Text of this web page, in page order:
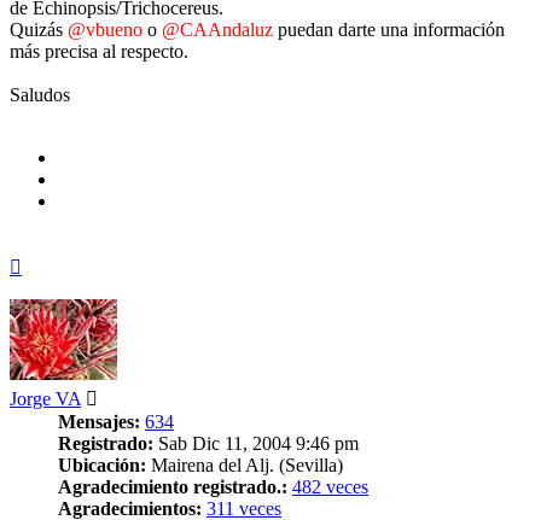
de Echinopsis/Trichocereus.
Quizás @vbueno o @CAAndaluz puedan darte una información
más precisa al respecto.
Saludos
Jorge VA
Mensajes: 634
Registrado: Sab Dic 11, 2004 9:46 pm
Ubicación: Mairena del Alj. (Sevilla)
Agradecimiento registrado.: 482 veces
Agradecimientos: 311 veces